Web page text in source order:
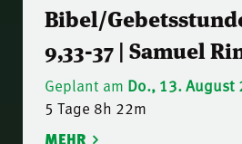
Bibel/
9,33-37 | Samuel
Geplant am Do., 13. August
5 Tage 8h 22m
MEHR